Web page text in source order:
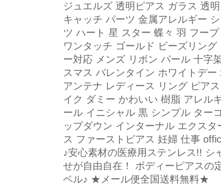
ジュエルズ 透明ピアス ガラス 透
キャッチ パーツ 金属アレルギー
ツ ハート 星 スター 蝶々 羽 フー
ワンタッチ ゴールド ビーズリン
ー対応 メンズ リボン パール 十字
スマス バレンタイン ホワイトデ
アンテナ レディース リング ピア
イク ダミー かわいい 樹脂 アレル
ール イニシャル 黒 シンプル ター
ップダウン インターナル エクス
ス ファーストピアス 妊婦 仕事
♪安心素材の医療用ステンレス!! シ
せが自由自在！ ボディーピアスの
ベル♪ ★メール便全国送料無料★